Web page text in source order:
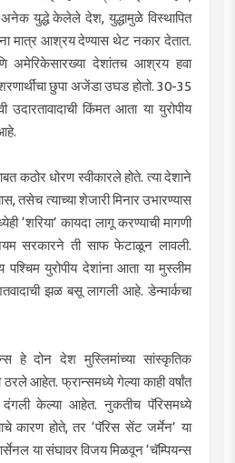
युद्धे केलेले देश, युद्धामुळे विस्थापित
मात्र आश्रय देण्यास थेट नकार देतात.
अमेरिकेसारख्या देशांतच आश्रय हवा
छुपा अजेंडा उघड होतो. 30-35
उदारतावादाची किंमत आता या युरोपीय
कठोर धोरण स्वीकारले होते. त्या देशाने
तसेच त्याच्या शेजारी मिनार उभारण्यास
‌‘शरिया‌’ कायदा लागू करण्याची मागणी
सरकारने ती साफ फेटाळून लावली.
युरोपीय देशांना आता या मुस्लीम
झळ बसू लागली आहे. डेन्मार्कचा
हे दोन देश मुस्लिमांच्या सांस्कृतिक
ठरले आहेत. फ्रान्समध्ये गेल्या काही वर्षांत
दंगली केल्या आहेत. नुकतीच पॅरिसमध्ये
कारण होते, तर ‌‘पॅरिस सेंट जर्मेन‌’ या
या संघावर विजय मिळवून ‌‘चॅम्पियन्स